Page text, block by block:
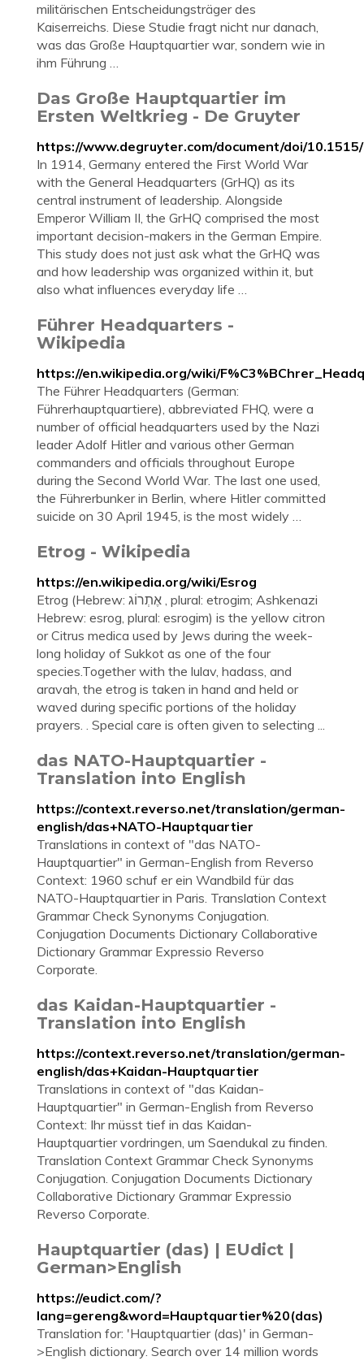
militärischen Entscheidungsträger des
Kaiserreichs. Diese Studie fragt nicht nur danach,
was das Große Hauptquartier war, sondern wie in
ihm Führung …
Das Große Hauptquartier im
Ersten Weltkrieg - De Gruyter
https://www.degruyter.com/document/doi/
In 1914, Germany entered the First World War
with the General Headquarters (GrHQ) as its
central instrument of leadership. Alongside
Emperor William II, the GrHQ comprised the most
important decision-makers in the German Empire.
This study does not just ask what the GrHQ was
and how leadership was organized within it, but
also what influences everyday life …
Führer Headquarters -
Wikipedia
https://en.wikipedia.org/wiki/
The Führer Headquarters (German:
Führerhauptquartiere), abbreviated FHQ, were a
number of official headquarters used by the Nazi
leader Adolf Hitler and various other German
commanders and officials throughout Europe
during the Second World War. The last one used,
the Führerbunker in Berlin, where Hitler committed
suicide on 30 April 1945, is the most widely …
Etrog - Wikipedia
https://en.wikipedia.org/wiki/Esrog
Etrog (Hebrew: אֶתְרוֹג ‎, plural: etrogim; Ashkenazi
Hebrew: esrog, plural: esrogim) is the yellow citron
or Citrus medica used by Jews during the week-
long holiday of Sukkot as one of the four
species.Together with the lulav, hadass, and
aravah, the etrog is taken in hand and held or
waved during specific portions of the holiday
prayers. . Special care is often given to selecting ...
das NATO-Hauptquartier -
Translation into English
https://context.reverso.net/translation/german-
english/das+NATO-Hauptquartier
Translations in context of "das NATO-
Hauptquartier" in German-English from Reverso
Context: 1960 schuf er ein Wandbild für das
NATO-Hauptquartier in Paris. Translation Context
Grammar Check Synonyms Conjugation.
Conjugation Documents Dictionary Collaborative
Dictionary Grammar Expressio Reverso
Corporate.
das Kaidan-Hauptquartier -
Translation into English
https://context.reverso.net/translation/german-
english/das+Kaidan-Hauptquartier
Translations in context of "das Kaidan-
Hauptquartier" in German-English from Reverso
Context: Ihr müsst tief in das Kaidan-
Hauptquartier vordringen, um Saendukal zu finden.
Translation Context Grammar Check Synonyms
Conjugation. Conjugation Documents Dictionary
Collaborative Dictionary Grammar Expressio
Reverso Corporate.
Hauptquartier (das) | EUdict |
German>English
https://eudict.com/?
lang=gereng&word=Hauptquartier%20(das)
Translation for: 'Hauptquartier (das)' in German-
>English dictionary. Search over 14 million words